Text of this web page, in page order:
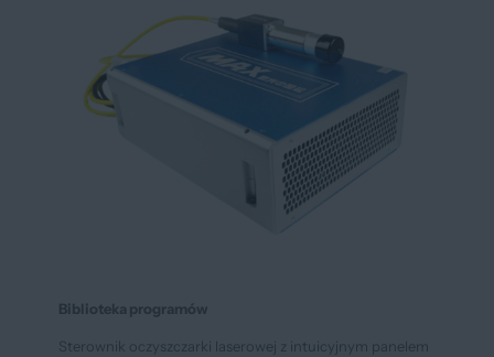
Biblioteka programów
Sterownik oczyszczarki laserowej z intuicyjnym panelem